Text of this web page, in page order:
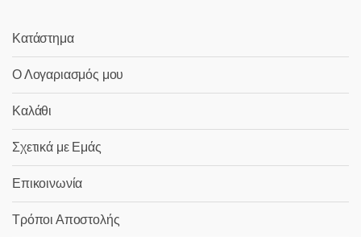
Κατάστημα
Ο Λογαριασμός μου
Καλάθι
Σχετικά με Εμάς
Επικοινωνία
Τρόποι Αποστολής